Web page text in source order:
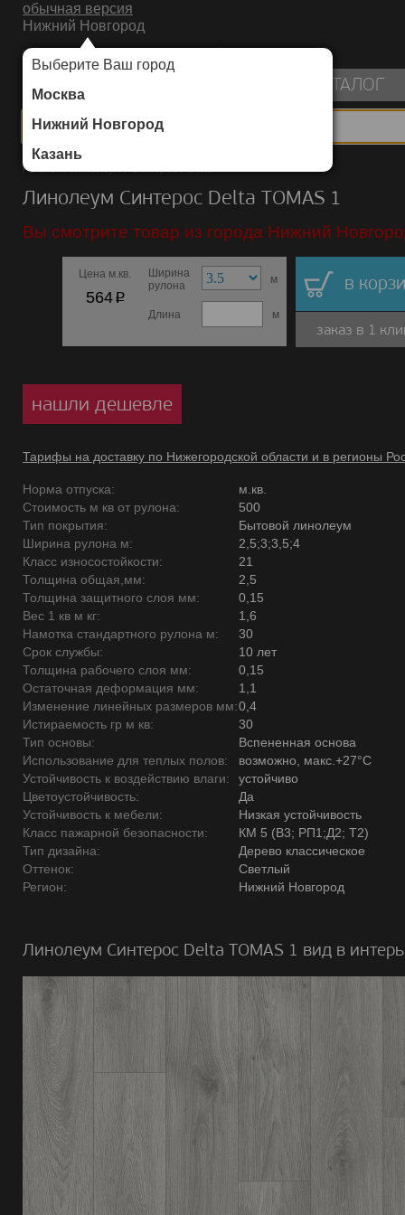
обычная версия
Нижний Новгород
Выберите Ваш город
Москва
Нижний Новгород
Казань
ИНТЕРНЕТ-МАГАЗИН НАПОЛЬНЫХ ПОКРЫТИЙ
КАТАЛОГ
Каталог/Линолеум/Синтерос/Delta
Линолеум Синтерос Delta TOMAS 1
Вы смотрите товар из города Нижний
Цена м.кв.
564p
Ширина
рулона
м
Длина м
в
заказ в 1
нашли дешевле
Тарифы на доставку по Нижегородской области и в регионы
Норма отпуска:
м.кв.
Стоимость м кв от рулона:
500
Тип покрытия:
Бытовой линолеум
Ширина рулона м:
2,5;3;3,5;4
Класс износостойкости:
21
Толщина общая,мм:
2,5
Толщина защитного слоя мм:
0,15
Вес 1 кв м кг:
1,6
Намотка стандартного рулона м:
30
Срок службы:
10 лет
Толщина рабочего слоя мм:
0,15
Остаточная деформация мм:
1,1
Изменение линейных размеров мм:0,4
Истираемость гр м кв:
30
Тип основы:
Вспененная основа
Использование для теплых полов:
возможно, макс.+27°С
Устойчивость к воздействию влаги:
устойчиво
Цветоустойчивость:
Да
Устойчивость к мебели:
Низкая устойчивость
Класс пажарной безопасности:
КМ 5 (В3; РП1;Д2; Т2)
Тип дизайна:
Дерево классическое
Оттенок:
Светлый
Регион:
Нижний Новгород
Линолеум Синтерос Delta TOMAS 1 вид в